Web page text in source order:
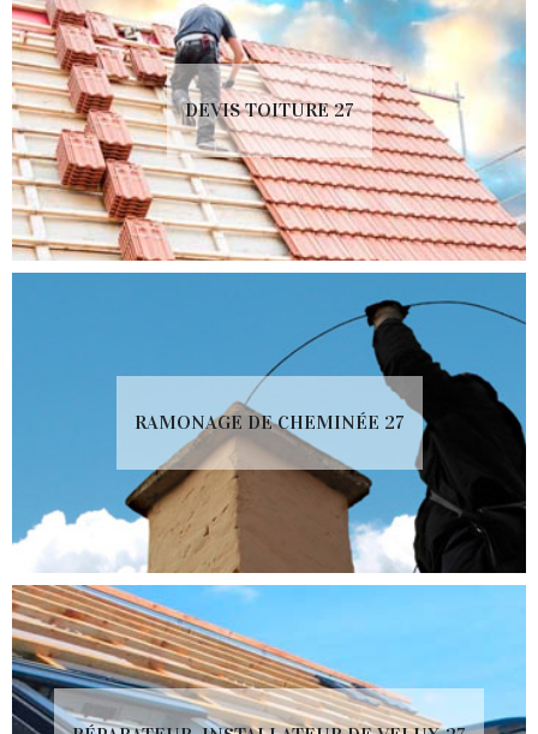
DEVIS TOITURE 27
RAMONAGE DE CHEMINÉE 27